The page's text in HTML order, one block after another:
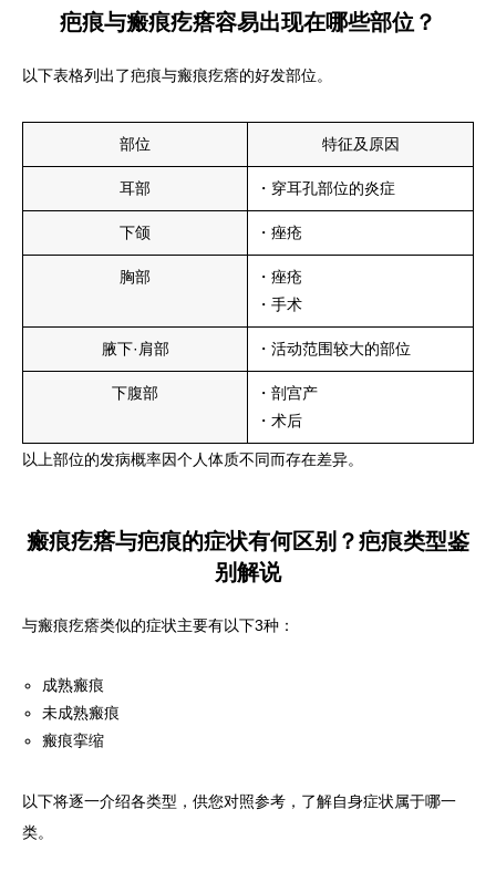
疤痕与瘢痕疙瘩容易出现在哪些部位？
以下表格列出了疤痕与瘢痕疙瘩的好发部位。
部位 特征及原因
耳部 ・穿耳孔部位的炎症
下颌 ・痤疮
胸部
・痤疮
・手术
腋下·肩部 ・活动范围较大的部位
下腹部
・剖宫产
・术后
以上部位的发病概率因个人体质不同而存在差异。
瘢痕疙瘩与疤痕的症状有何区别？疤痕类型鉴
别解说
与瘢痕疙瘩类似的症状主要有以下3种：
成熟瘢痕
未成熟瘢痕
瘢痕挛缩
以下将逐一介绍各类型，供您对照参考，了解自身症状属于哪一
类。